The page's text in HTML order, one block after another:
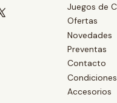
Juegos de
Ofertas
Novedades
Preventas
Contacto
Accesorios